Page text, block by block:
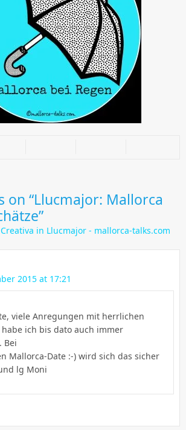
on “Llucmajor: Mallorca
Creativa in Llucmajor - mallorca-talks.com
2015 at 17:21
viele Anregungen mit herrlichen
habe ich bis dato auch immer
Bei
Mallorca-Date :-) wird sich das sicher
lg Moni